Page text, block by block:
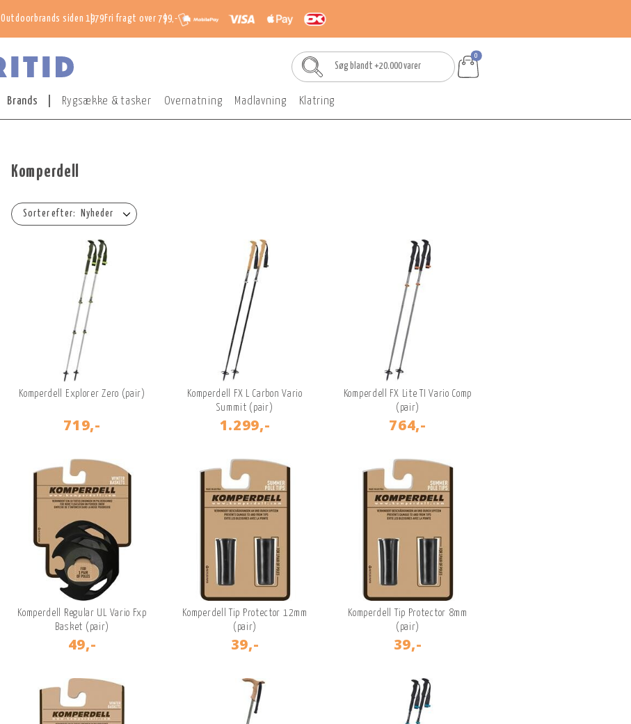
Outdoorbrands siden 1979 Fri fragt over 799,-
0
Brands Rygsække & tasker Overnatning Madlavning Klatring
Komperdell
Nyheder
Komperdell Explorer Zero (pair)
719,-
Komperdell FX L Carbon Vario
Summit (pair)
1.299,-
Komperdell FX Lite TI Vario Comp
(pair)
764,-
Komperdell Regular UL Vario Fxp
Basket (pair)
49,-
Komperdell Tip Protector 12mm
(pair)
39,-
Komperdell Tip Protector 8mm
(pair)
39,-